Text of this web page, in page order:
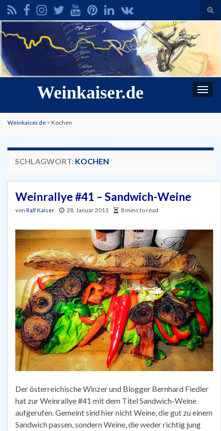
Search for:
Weinkaiser.de
Weinkaiser.de > Kochen
SCHLAGWORT: KOCHEN
Weinrallye #41 – Sandwich-Weine
von Ralf Kaiser 28. Januar 2011 8 mins to read
Der österreichische Winzer und Blogger Bernhard Fiedler
hat zur Weinrallye #41 mit dem Titel Sandwich-Weine
aufgerufen. Gemeint sind hier nicht Weine, die gut zu einem
Sandwich passen, sondern Weine, die weder richtig jung